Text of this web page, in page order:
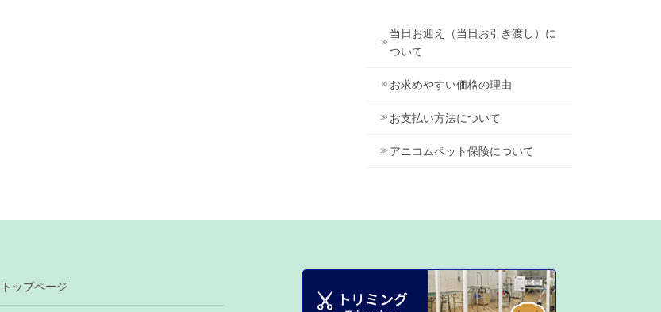
当日お迎え（当日お引き渡し）に
ついて
お求めやすい価格の理由
お支払い方法について
アニコムペット保険について
トップページ